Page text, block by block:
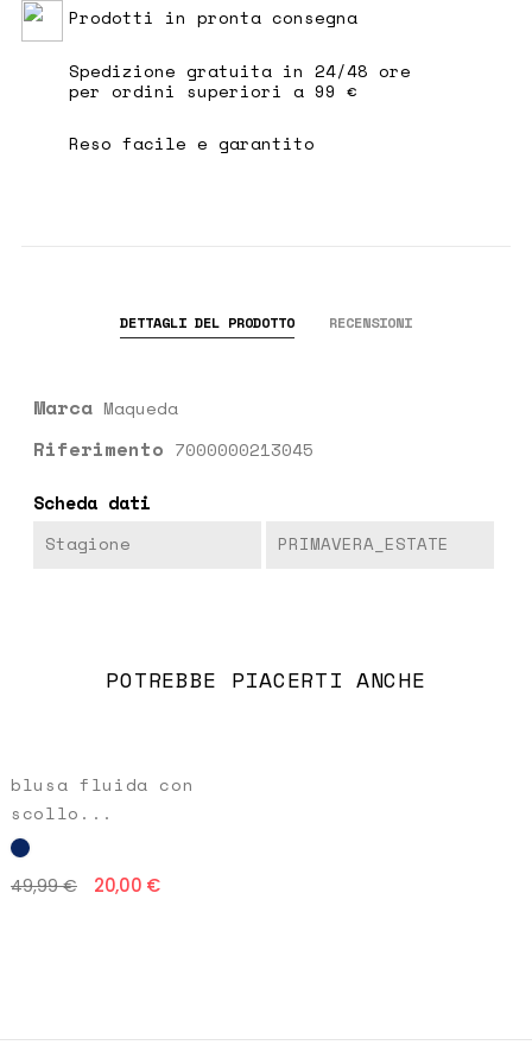
Prodotti in pronta consegna
Spedizione gratuita in 24/48 ore
per ordini superiori a 99 €
Reso facile e garantito
DETTAGLI DEL PRODOTTO RECENSIONI
Marca Maqueda
Riferimento 7000000213045
Scheda dati
Stagione PRIMAVERA_ESTATE
POTREBBE PIACERTI ANCHE
blusa fluida con
scollo...
49,99 € 20,00 €